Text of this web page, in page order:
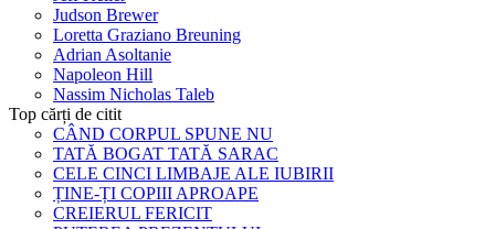
Judson Brewer
Loretta Graziano Breuning
Adrian Asoltanie
Napoleon Hill
Nassim Nicholas Taleb
Top cărți de citit
CÂND CORPUL SPUNE NU
TATĂ BOGAT TATĂ SARAC
CELE CINCI LIMBAJE ALE IUBIRII
ȚINE-ȚI COPIII APROAPE
CREIERUL FERICIT